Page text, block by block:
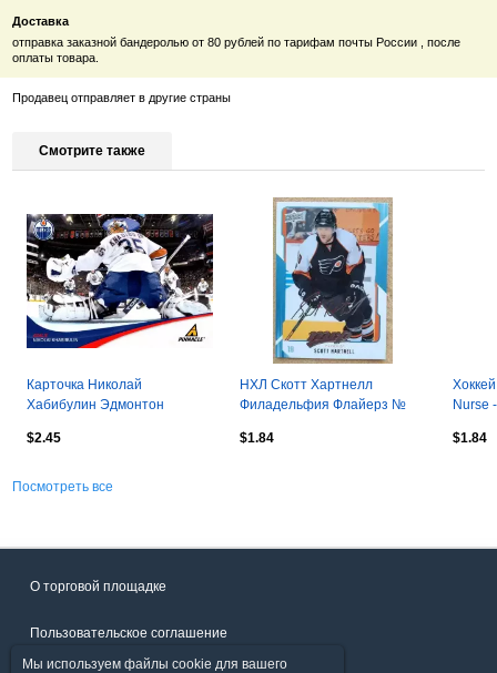
Доставка
отправка заказной бандеролью от 80 рублей по тарифам почты России , после
оплаты товара.
Продавец отправляет в другие страны
Смотрите также
Карточка Николай
Хабибулин Эдмонтон
Торпедо/ЦСКА НХЛ/NHL/КХЛ
$2.45
НХЛ Скотт Хартнелл
Филадельфия Флайерз №
$1.84
Nurse
НХЛ
$1.84
Посмотреть все
О торговой площадке
Пользовательское соглашение
Мы используем файлы cookie для вашего